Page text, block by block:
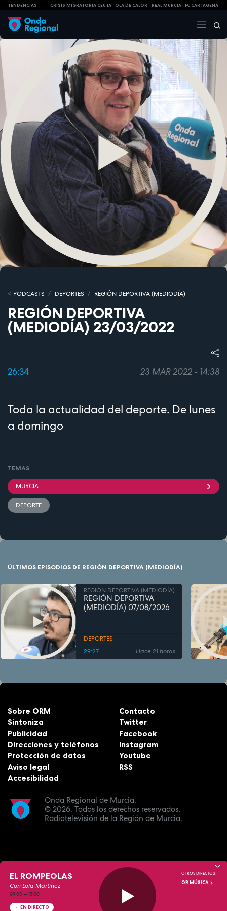
TENDENCIAS CRISIS MIGRATORIA CEUTA OLA DE CALOR REAL MURCIA FC CARTAGENA
PODCASTS DEPORTES REGIÓN DEPORTIVA (MEDIODÍA)
REGIÓN DEPORTIVA
(MEDIODÍA) 23/03/2022
26:34 23 MAR 2022 - 14:38
Toda la actualidad del deporte. De lunes
a domingo
TEMAS
MURCIA
DEPORTE
ÚLTIMOS EPISODIOS DE REGIÓN DEPORTIVA (MEDIODÍA)
REGIÓN DEPORTIVA (MEDIODÍA)
REGIÓN DEPORTIVA
(MEDIODÍA) 07/08/2026
DEPORTES
29:27
Hace 21 horas
Onda Regional de Murcia.
© 2026. Todos los derechos reservados.
Radiotelevisión de la Región de Murcia.
Sobre ORM
Sintoniza
Publicidad
Direcciones y teléfonos
Protección de datos
Aviso legal
Accesibilidad
Contacto
Twitter
Facebook
Instagram
Youtube
RSS
EL ROMPEOLAS
Con Lola Martínez
09:00—13:00
EN DIRECTO
OTROS DIRECTOS:
OR MÚSICA